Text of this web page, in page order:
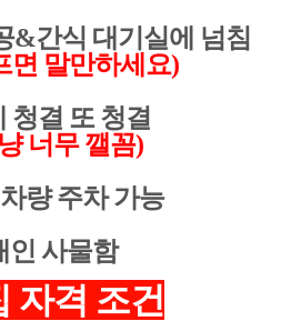
&간식 대기실에 넘침
면 말만하세요)
청결 또 청결
너무 깰꼼)
량 주차 가능
인 사물함
자격 조건